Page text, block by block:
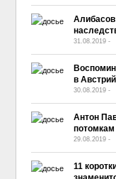
31.08.2019 -
в
30.08.2019 -
Антон
потомкам
29.08.2019 -
11